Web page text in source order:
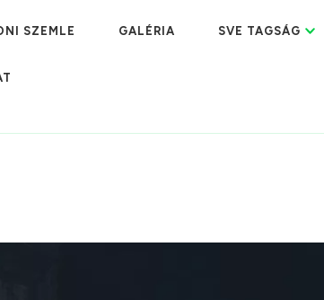
SZEMLE GALÉRIA SVE TAGSÁG